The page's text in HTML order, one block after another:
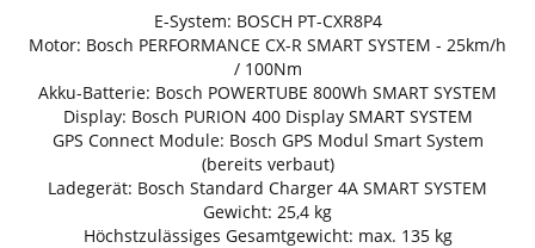
E-System: BOSCH PT-CXR8P4
Motor: Bosch PERFORMANCE CX-R SMART SYSTEM - 25km/h
/ 100Nm
Akku-Batterie: Bosch POWERTUBE 800Wh SMART SYSTEM
Display: Bosch PURION 400 Display SMART SYSTEM
GPS Connect Module: Bosch GPS Modul Smart System
(bereits verbaut)
Ladegerät: Bosch Standard Charger 4A SMART SYSTEM
Gewicht: 25,4 kg
Höchstzulässiges Gesamtgewicht: max. 135 kg